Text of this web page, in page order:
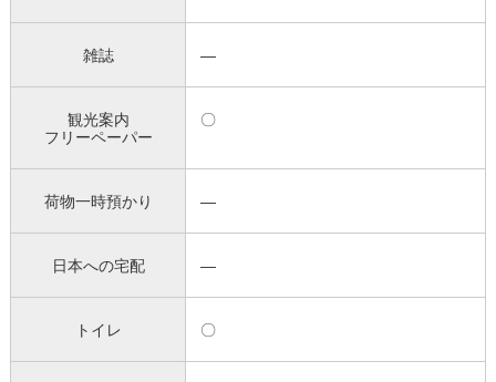
雑誌 ―
観光案内
フリーペーパー
〇
荷物一時預かり ―
日本への宅配 ―
トイレ 〇